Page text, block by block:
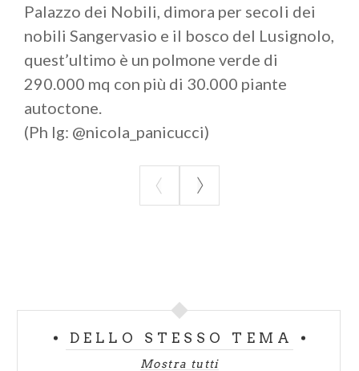
Palazzo dei Nobili, dimora per secoli dei
nobili Sangervasio e il bosco del Lusignolo,
quest’ultimo è un polmone verde di
290.000 mq con più di 30.000 piante
autoctone.
(Ph Ig: @nicola_panicucci)
DELLO STESSO TEMA
Mostra tutti